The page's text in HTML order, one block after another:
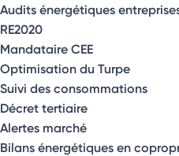
Audits énergétiques
RE2020
Mandataire CEE
Optimisation du Turpe
Suivi des consommations
Décret tertiaire
Alertes marché
Bilans énergétiques en